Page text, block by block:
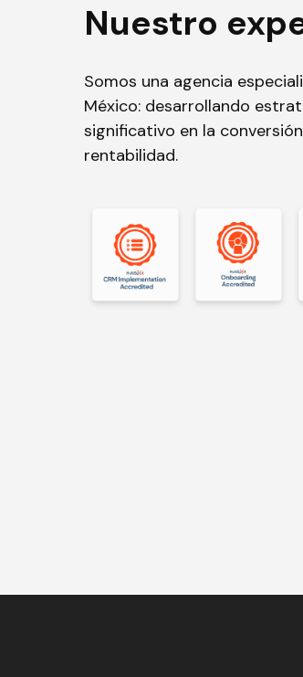
Nuestro
Somos una agencia
México: desarrollando
significativo en la
rentabilidad.